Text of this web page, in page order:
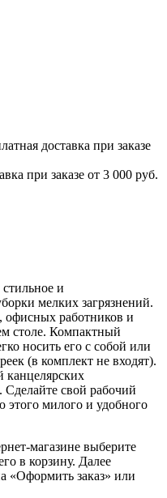
доставка при заказе
при заказе от 3 000 руб.
и
мелких загрязнений.
офисных работников и
столе. Компактный
носить его с собой или
(в комплект не входят).
канцелярских
свой рабочий
милого и удобного
магазине выберите
в корзину. Далее
«Оформить заказ» или